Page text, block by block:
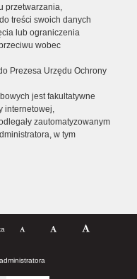
przetwarzania,
treści swoich danych
lub ograniczenia
wobec
Prezesa Urzędu Ochrony
jest fakultatywne
internetowej,
zautomatyzowanym
w tym